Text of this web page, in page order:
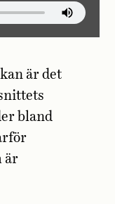
är det
bland
är